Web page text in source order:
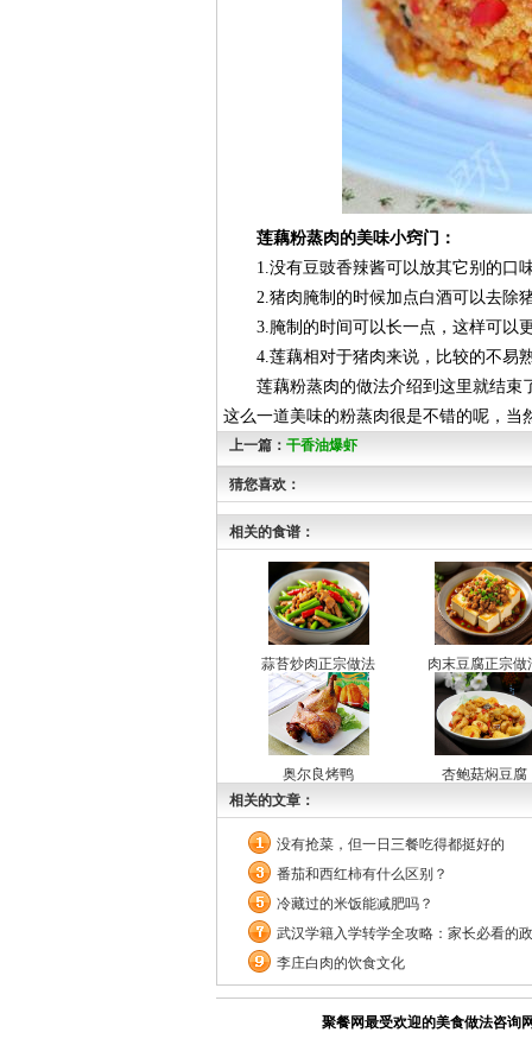
莲藕粉蒸肉的美味小窍门：
1.没有豆豉香辣酱可以放其它别的口
2.猪肉腌制的时候加点白酒可以去除
3.腌制的时间可以长一点，这样可以
4.莲藕相对于猪肉来说，比较的不易熟
莲藕粉蒸肉的做法介绍到这里就结束
这么一道美味的粉蒸肉很是不错的呢，
上一篇： 干香油爆虾
猜您喜欢：
相关的食谱：
蒜苔炒肉正宗做法 肉末豆腐正宗做
奥尔良烤鸭
杏鲍菇焖豆腐
相关的文章：
没有抢菜，但一日三餐吃得都挺好的
番茄和西红柿有什么区别？
冷藏过的米饭能减肥吗？
武汉学籍入学转学全攻略：家长必看的
李庄白肉的饮食文化
聚餐网最受欢迎的美食做法咨询